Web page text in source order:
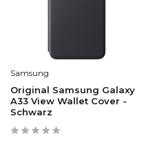
Samsung
Original Samsung Galaxy
A33 View Wallet Cover -
Schwarz